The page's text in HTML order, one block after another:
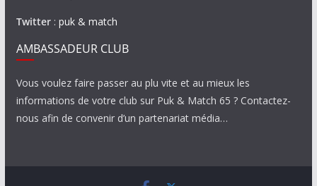
Twitter: puk & match
AMBASSADEUR CLUB
Vous voulez faire passer au plu vite et au mieux les
informations de votre club sur Puk & Match 65 ? Contactez-
nous afin de convenir d’un partenariat média…